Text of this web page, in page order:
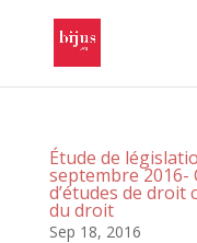
Étude de
septembre 2016-
d’études de
du droit
Sep 18, 2016